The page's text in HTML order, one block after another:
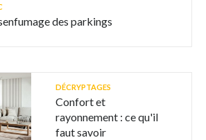
des parkings
DÉCRYPTAGES
Confort et
rayonnement : ce qu'il
faut savoir